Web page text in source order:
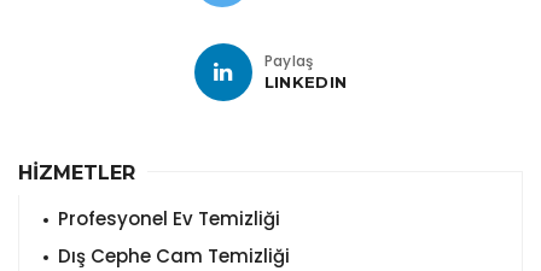
Paylaş
LINKEDIN
HİZMETLER
Profesyonel Ev Temizliği
Dış Cephe Cam Temizliği